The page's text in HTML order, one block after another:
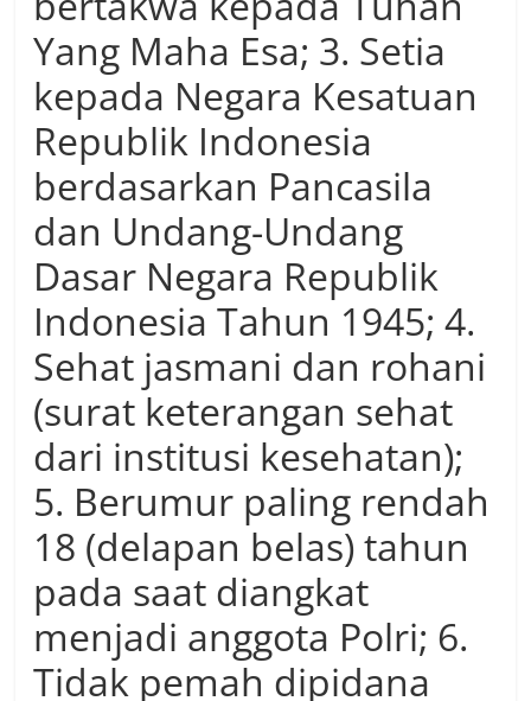
Yang Maha Esa; 3. Setia
kepada Negara Kesatuan
Republik Indonesia
berdasarkan Pancasila
dan Undang-Undang
Dasar Negara Republik
Indonesia Tahun 1945; 4.
Sehat jasmani dan rohani
(surat keterangan sehat
dari institusi kesehatan);
5. Berumur paling rendah
18 (delapan belas) tahun
pada saat diangkat
menjadi anggota Polri; 6.
Tidak pemah dipidana